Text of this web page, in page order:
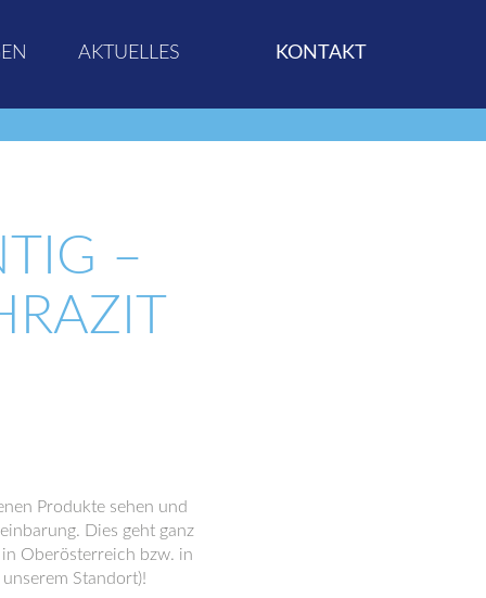
AKTUELLES KONTAKT
–
Produkte sehen und
Dies geht ganz
Oberösterreich bzw. in
Standort)!